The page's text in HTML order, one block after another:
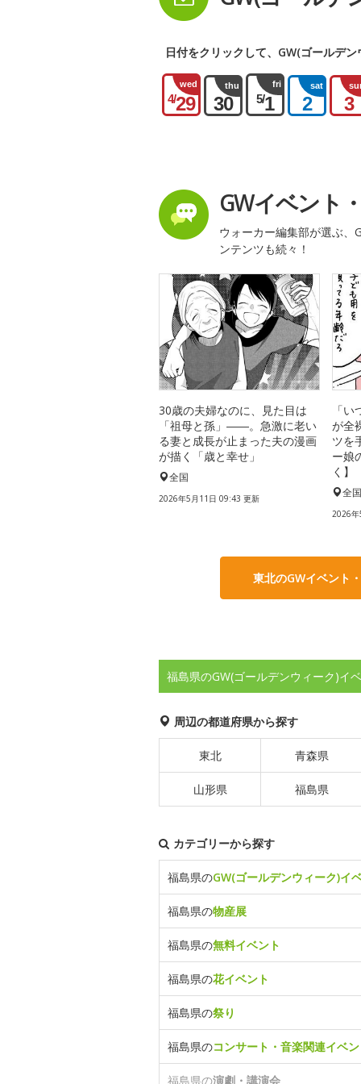
日付をクリックして、GW(ゴールデ
wed
4/29
thu
30
fri
5/1
sat
2 3
GWイベント
ウォーカー編集部が選ぶ、
ンテンツも続々！
30歳の夫婦なのに、見た目は
「祖母と孫」――。急激に老い
る妻と成長が止まった夫の漫画
が描く「歳と幸せ」
全国
2026年5月11日 09:43 更新
「
が全
ツを
ー娘
く】
全国
2026
東北のGWイベント
福島県のGW(ゴールデンウィーク)イ
周辺の都道府県から探す
東北 青森県
山形県 福島県
カテゴリーから探す
福島県のGW(ゴールデンウィーク)イ
福島県の物産展
福島県の無料イベント
福島県の花イベント
福島県の祭り
福島県のコンサート・音楽関連イベン
福島県の演劇・講演会